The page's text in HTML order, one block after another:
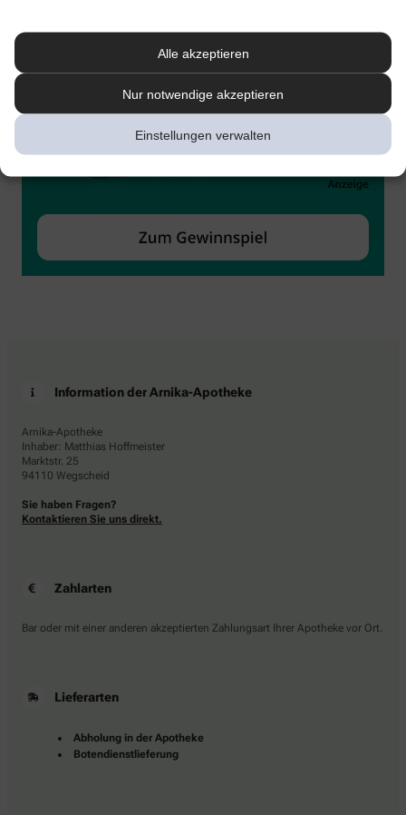
Alle akzeptieren
Nur notwendige akzeptieren
Einstellungen verwalten
Information der Arnika-Apotheke
Arnika-Apotheke
Inhaber: Matthias Hoffmeister
Marktstr. 25
94110 Wegscheid
Sie haben Fragen?
Kontaktieren Sie uns direkt.
Zahlarten
Bar oder mit einer anderen akzeptierten Zahlungsart Ihrer Apotheke vor Ort.
Lieferarten
Abholung in der Apotheke
Botendienstlieferung